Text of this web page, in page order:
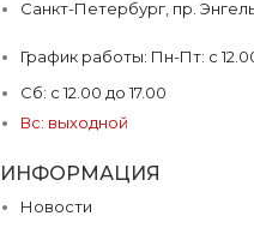
Санкт-Петербург, пр.
График работы: Пн-Пт: с
Сб: с 12.00 до 17.00
Вс: выходной
ИНФОРМАЦИЯ
Новости